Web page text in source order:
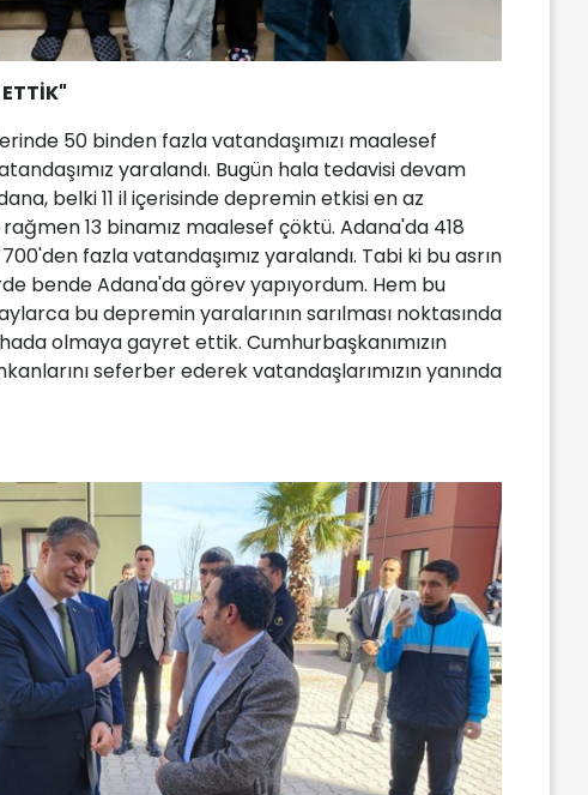
50 binden fazla vatandaşımızı maalesef
yaralandı. Bugün hala tedavisi devam
belki 11 il içerisinde depremin etkisi en az
13 binamız maalesef çöktü. Adana'da 418
fazla vatandaşımız yaralandı. Tabi ki bu asrın
bende Adana'da görev yapıyordum. Hem bu
bu depremin yaralarının sarılması noktasında
olmaya gayret ettik. Cumhurbaşkanımızın
seferber ederek vatandaşlarımızın yanında